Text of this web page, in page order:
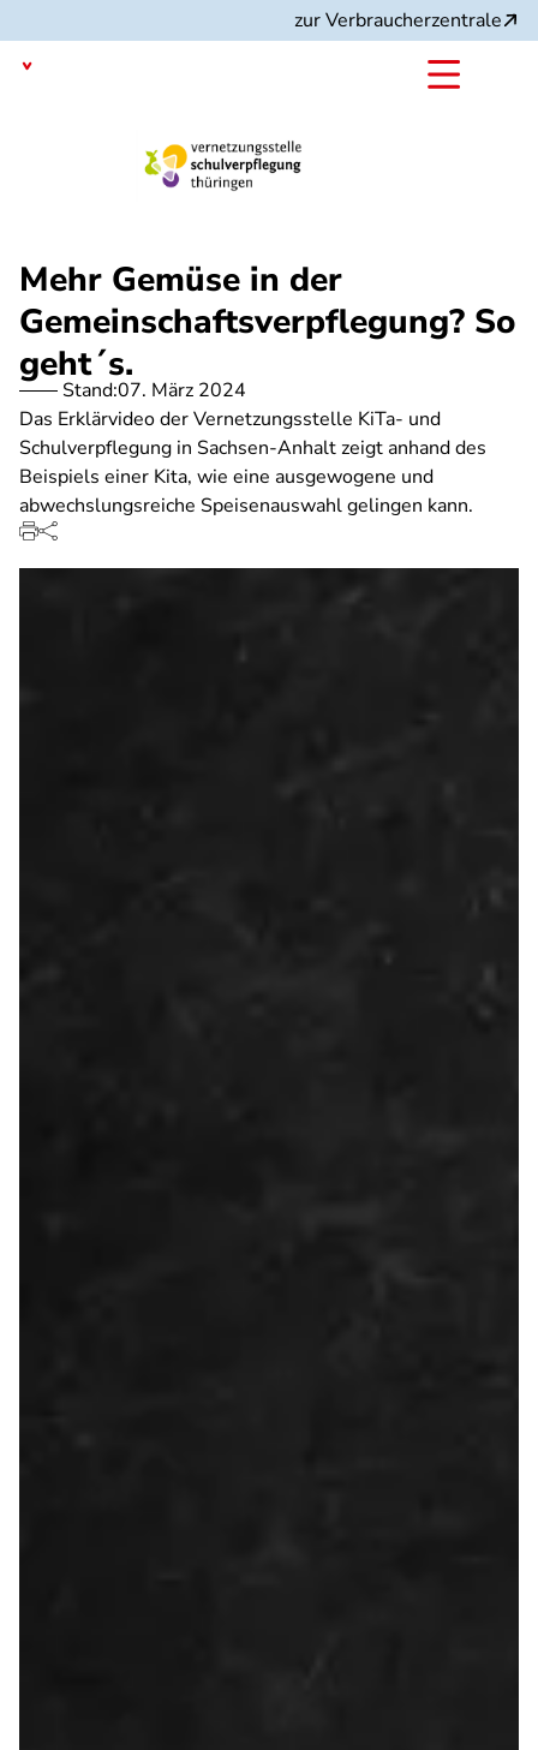
zum
Inhalt
zur Verbraucherzentrale
Mehr Gemüse in der
Gemeinschaftsverpflegung? So
geht´s.
Stand:07. März 2024
Das Erklärvideo der Vernetzungsstelle KiTa- und
Schulverpflegung in Sachsen-Anhalt zeigt anhand des
Beispiels einer Kita, wie eine ausgewogene und
abwechslungsreiche Speisenauswahl gelingen kann.